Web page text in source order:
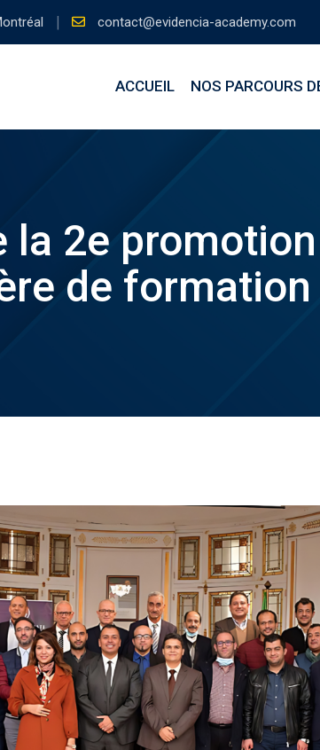
contact@evidencia-academy.com
ACCUEIL NOS PARCOURS
la 2e
de